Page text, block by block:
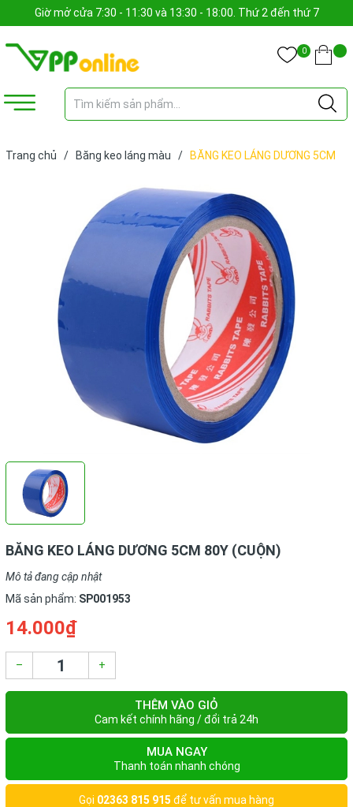
Giờ mở cửa 7:30 - 11:30 và 13:30 - 18:00. Thứ 2 đến thứ 7
0
Trang chủ / Băng keo láng màu /
BĂNG KEO LÁNG DƯƠNG 5CM
BĂNG KEO LÁNG DƯƠNG 5CM 80Y (CUỘN)
Mô tả đang cập nhật
Mã sản phẩm: SP001953
14.000₫
– +
THÊM VÀO GIỎ
Cam kết chính hãng / đổi trả 24h
MUA NGAY
Thanh toán nhanh chóng
Gọi 02363 815 915 để tư vấn mua hàng